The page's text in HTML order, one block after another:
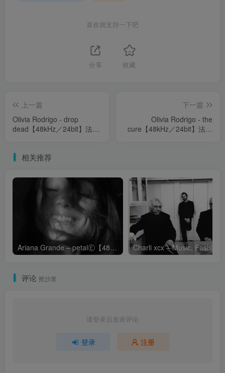
喜欢就支持一下吧
分享 收藏
上一篇
Olivia Rodrigo - drop
dead【48kHz／24bit】法国
下一篇
Olivia Rodrigo - the
cure【48kHz／24bit】法国
相关推荐
Ariana Grande – petalⒺ【48kHz／24bit】英国区
评论 抢沙发
请登录后发表评论
登录 注册